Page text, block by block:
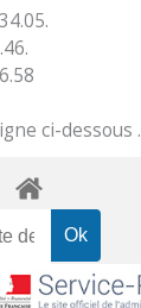
ci-dessous .